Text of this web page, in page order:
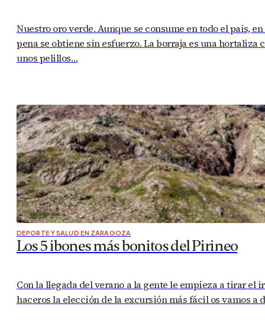
Nuestro oro verde. Aunque se consume en todo el país,
pena se obtiene sin esfuerzo. La borraja es una
unos pelillos…
DEPORTE Y SALUD EN ZARAGOZA
Los 5 ibones más bonitos del Pirineo
Con la llegada del verano a la gente le empieza a tirar el
haceros la elección de la excursión más fácil os vamos a